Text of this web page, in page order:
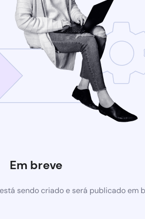
Em breve
sendo criado e será publicado em